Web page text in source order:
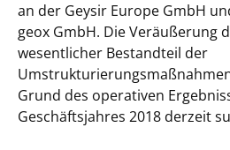
an der Geysir Europe GmbH
geox GmbH. Die Veräußerung
wesentlicher Bestandteil der
Grund des operativen
Geschäftsjahres 2018 derzeit